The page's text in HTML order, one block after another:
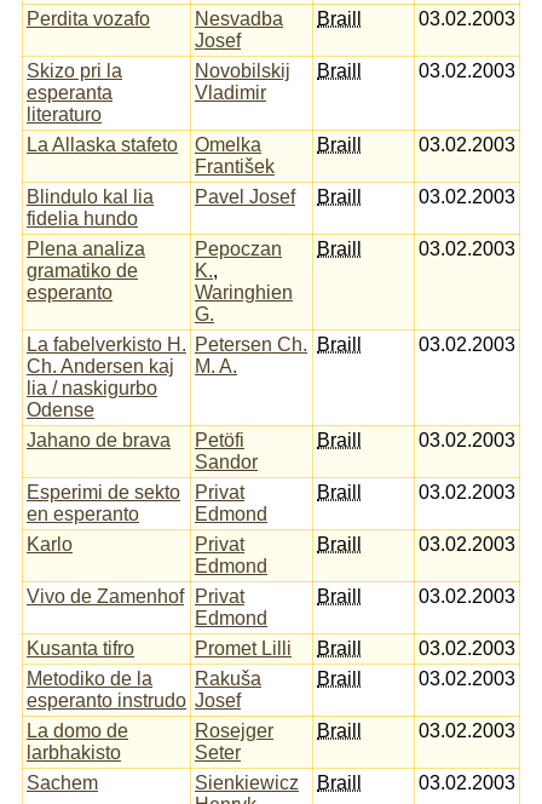
Perdita vozafo
Nesvadba
Josef
Braill 03.02.2003
Skizo pri la
esperanta
literaturo
Novobilskij
Vladimir
Braill 03.02.2003
La Allaska stafeto
Omelka
František
Braill 03.02.2003
Blindulo kal lia
fidelia hundo
Pavel Josef Braill 03.02.2003
Plena analiza
gramatiko de
esperanto
Pepoczan
K.,
Waringhien
G.
Braill 03.02.2003
La fabelverkisto H.
Ch. Andersen kaj
lia / naskigurbo
Odense
Petersen Ch.
M. A.
Braill 03.02.2003
Jahano de brava
Petöfi
Sandor
Braill 03.02.2003
Esperimi de sekto
en esperanto
Privat
Edmond
Braill 03.02.2003
Karlo
Privat
Edmond
Braill 03.02.2003
Vivo de Zamenhof
Privat
Edmond
Braill 03.02.2003
Kusanta tifro Promet Lilli Braill
03.02.2003
Metodiko de la
esperanto instrudo
Rakuša
Josef
Braill 03.02.2003
La domo de
larbhakisto
Rosejger
Seter
Braill 03.02.2003
Sachem
Sienkiewicz
Braill 03.02.2003